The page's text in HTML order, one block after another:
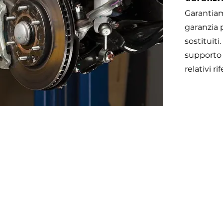
garanzia
sostituiti.
supporto
relativi